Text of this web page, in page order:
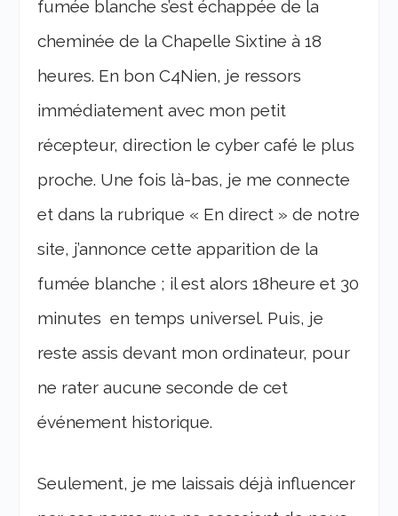
fumée blanche s’est échappée de la
cheminée de la Chapelle Sixtine à 18
heures. En bon C4Nien, je ressors
immédiatement avec mon petit
récepteur, direction le cyber café le plus
proche. Une fois là-bas, je me connecte
et dans la rubrique « En direct » de notre
site, j’annonce cette apparition de la
fumée blanche ; il est alors 18heure et 30
minutes en temps universel. Puis, je
reste assis devant mon ordinateur, pour
ne rater aucune seconde de cet
événement historique.
Seulement, je me laissais déjà influencer